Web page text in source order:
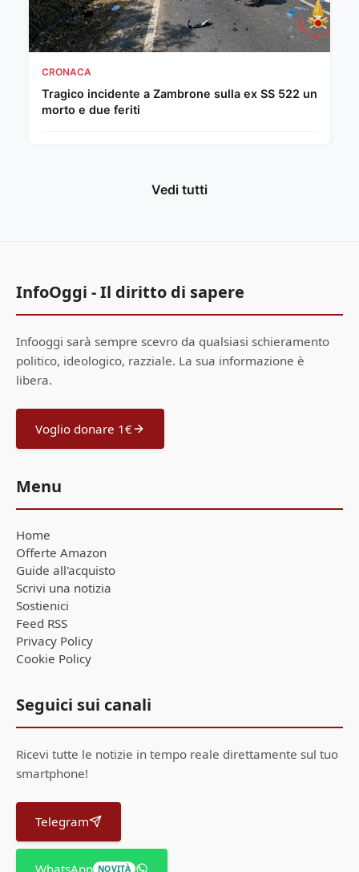
CRONACA
Tragico incidente a Zambrone sulla ex SS 522 un
morto e due feriti
Vedi tutti
InfoOggi - Il diritto di sapere
Infooggi sarà sempre scevro da qualsiasi schieramento
politico, ideologico, razziale. La sua informazione è
libera.
Voglio donare 1€
Menu
Home
Offerte Amazon
Guide all'acquisto
Scrivi una notizia
Sostienici
Feed RSS
Privacy Policy
Cookie Policy
Seguici sui canali
Ricevi tutte le notizie in tempo reale direttamente sul tuo
smartphone!
Telegram
NOVITÀ